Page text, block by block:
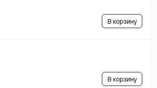
В корзину
В корзину